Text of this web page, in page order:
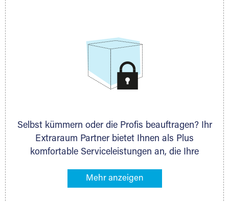
Selbst kümmern oder die Profis beauftragen? Ihr
Extraraum Partner bietet Ihnen als Plus
komfortable Serviceleistungen an, die Ihre
gehören z. B. Verpackungsservice, Lieferung von